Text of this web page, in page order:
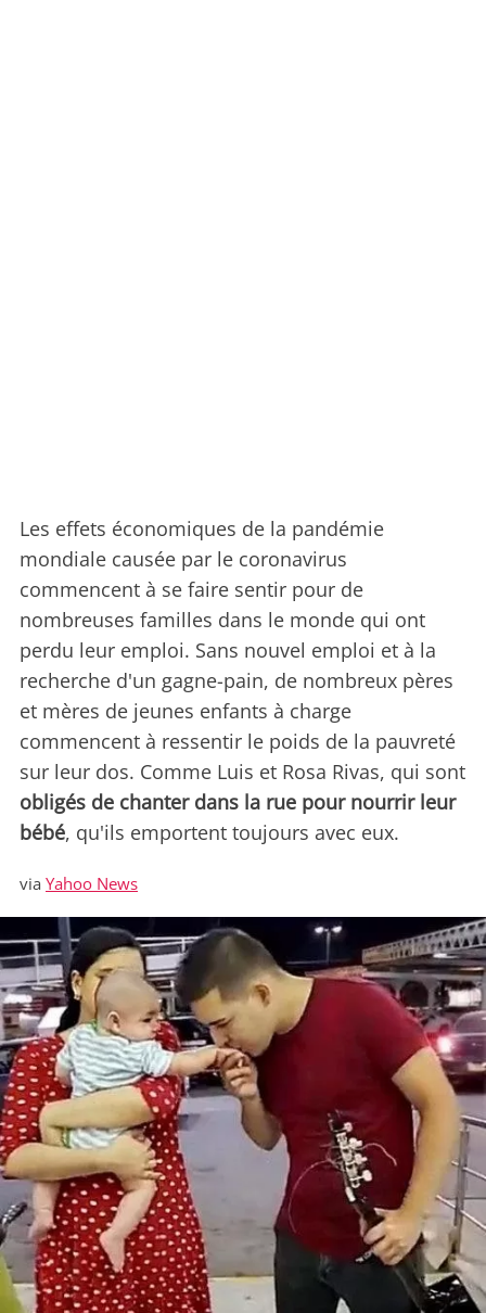
Les effets économiques de la pandémie
mondiale causée par le coronavirus
commencent à se faire sentir pour de
nombreuses familles dans le monde qui ont
perdu leur emploi. Sans nouvel emploi et à la
recherche d'un gagne-pain, de nombreux pères
et mères de jeunes enfants à charge
commencent à ressentir le poids de la pauvreté
sur leur dos. Comme Luis et Rosa Rivas, qui sont
obligés de chanter dans la rue pour nourrir leur
bébé, qu'ils emportent toujours avec eux.
via Yahoo News